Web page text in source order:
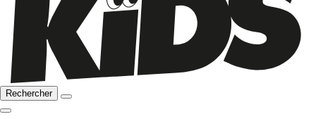
Rechercher